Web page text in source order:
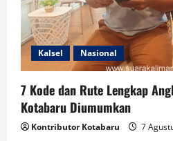
Kalsel Nasional
7 Kode dan Rute Lengkap
Kotabaru Diumumkan
Kontributor Kotabaru 7